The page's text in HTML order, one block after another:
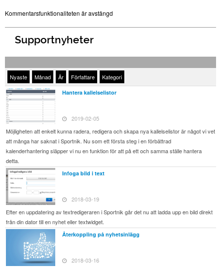
Kommentarsfunktionaliteten är avstängd
Supportnyheter
Nyaste Månad År Författare Kategori
Hantera kallelselistor
2019-02-05
Möjligheten att enkelt kunna radera, redigera och skapa nya kallelselistor är något vi vet
att många har saknat i Sportnik. Nu som ett första steg i en förbättrad
kalenderhantering släpper vi nu en funktion för att på ett och samma ställe hantera
detta.
Infoga bild i text
2018-03-19
Efter en uppdatering av textredigeraren i Sportnik går det nu att ladda upp en bild direkt
från din dator till en nyhet eller textwidget.
Återkoppling på nyhetsinlägg
2018-03-16